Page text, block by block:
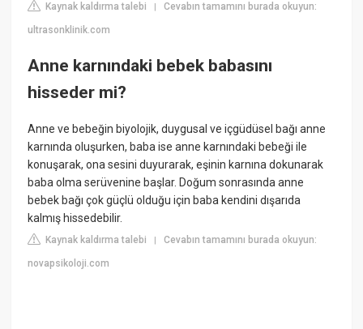
Kaynak kaldırma talebi |Cevabın tamamını burada okuyun:
ultrasonklinik.com
Anne karnındaki bebek babasını
hisseder mi?
Anne ve bebeğin biyolojik, duygusal ve içgüdüsel bağı anne
karnında oluşurken, baba ise anne karnındaki bebeği ile
konuşarak, ona sesini duyurarak, eşinin karnına dokunarak
baba olma serüvenine başlar. Doğum sonrasında anne
bebek bağı çok güçlü olduğu için baba kendini dışarıda
kalmış hissedebilir.
Kaynak kaldırma talebi |Cevabın tamamını burada okuyun:
novapsikoloji.com